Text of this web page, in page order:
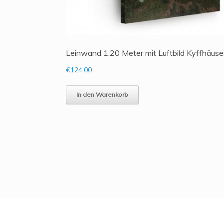
Leinwand 1,20 Meter mit Luftbild
€124.00
In den Warenkorb